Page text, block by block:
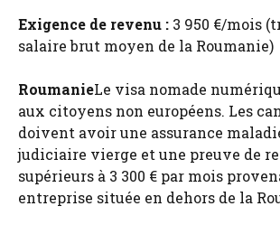
Exigence de revenu : 3 950 €/mois
salaire brut moyen de la Roumanie)
RoumanieLe visa nomade
aux citoyens non européens. Les
doivent avoir une assurance
judiciaire vierge et une preuve de
supérieurs à 3 300 € par mois
entreprise située en dehors de la